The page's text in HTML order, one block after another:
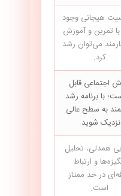
هیجانی وجود
با تمرین و آموزش
می‌توان رشد
کرد.
اجتماعی قابل
با برنامه رشد
به سطح عالی
نزدیک شوید.
همدلی، تحلیل
و ارتباط
در حد ممتاز
است.